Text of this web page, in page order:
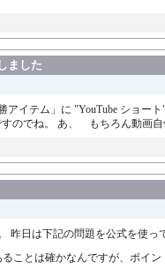
ました
イテム」に "YouTube ショー
のでね。 あ、 もちろん動画
日は下記の問題を公式を使
ことは確かなんですが、ポイン